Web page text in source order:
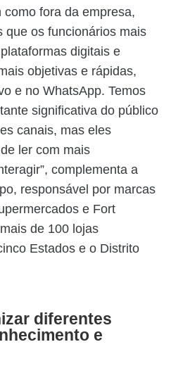
como fora da empresa,
que os funcionários mais
digitais e
objetivas e rápidas,
e no WhatsApp. Temos
significativa do público
canais, mas eles
ler com mais
complementa a
responsável por marcas
e Fort
de 100 lojas
Estados e o Distrito
diferentes
e